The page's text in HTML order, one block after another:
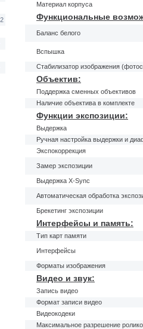
Материал корпуса
Функциональные
Баланс белого
Вспышка
Стабилизатор изображения
Объектив:
Поддержка сменных объективов
Наличие объектива в комплекте
Функции экспозиции:
Выдержка
Ручная настройка выдержки и
Экспокоррекция
Замер экспозиции
Выдержка X-Sync
Автоматическая обработка
Брекетинг экспозиции
Интерфейсы и память:
Тип карт памяти
Интерфейсы
Форматы изображения
Видео и звук:
Запись видео
Формат записи видео
Видеокодеки
Максимальное разрешение